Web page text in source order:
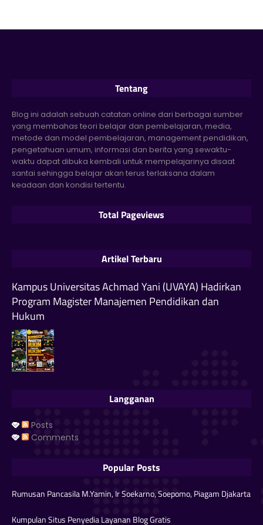
Tentang
Blog ini adalah sebuah catatan online dari berbagai sumber
yang membahas teori belajar dan pembelajaran, media,
metode dan model pembelajaran, management pendidikan,
pengetahuan umum, informasi dan berita yang sewaktu-
waktu dapat dibuka kembali untuk mempelajarinya disaat
santai sehingga belajar akan terus terlaksana dalam
keadaan dan kondisi tertentu.
Total Pageviews
Artikel Terbaru
Kampus Universitas Achmad Yani (UVAYA) Hadirkan
Program Magister Manajemen Pendidikan dan
Hukum
Langganan
Posts
Comments
Popular Posts
Rumusan Pancasila M.Yamin, Ir Soekarno, Soepomo, Piagam Djakarta
Kumpulan Situs Penyedia Layanan Blog Gratis